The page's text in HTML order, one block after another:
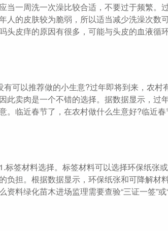
当一周洗一次澡比较合适，不要过于频繁。
人的皮肤较为脆弱，所以适当减少洗澡次数
头皮痒的原因有很多，可能与头皮的血液循
可以推荐做的小生意?过年即将到来，农村
此卖肉是一个不错的选择。据数据显示，过
。临近春节了，在农村做什么生意好?临近
签材料选择。标签材料可以选择环保纸张
负担。根据数据显示，环保纸张和可降解材
料绿化苗木进场监理需要查验“三证一签”或